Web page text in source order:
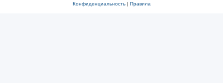
Конфиденциальность| Правила